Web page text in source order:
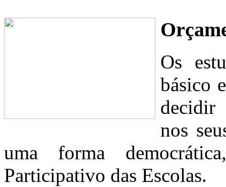
Os
básico
decidir
nos
uma forma
Participativo das Escolas.